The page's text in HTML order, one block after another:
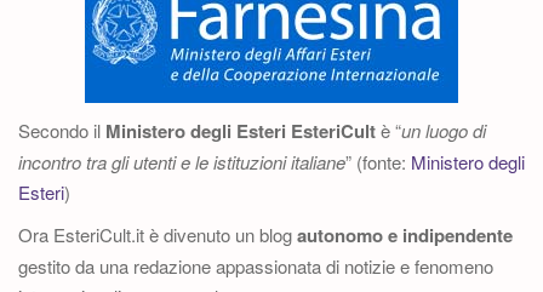
Secondo il Ministero degli Esteri EsteriCultè “un luogo di
incontro tra gli utenti e le istituzioni italiane” (fonte: Ministero degli
Esteri)
Ora EsteriCult.it è divenuto un blogautonomo e indipendente
gestito da una redazione appassionata di notizie e fenomeno